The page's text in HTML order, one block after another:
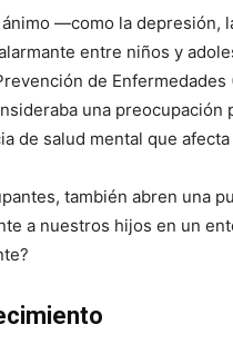
—como la depresión,
entre niños y
de Enfermedades
una preocupación
de salud mental que
también abren una
a nuestros hijos en un